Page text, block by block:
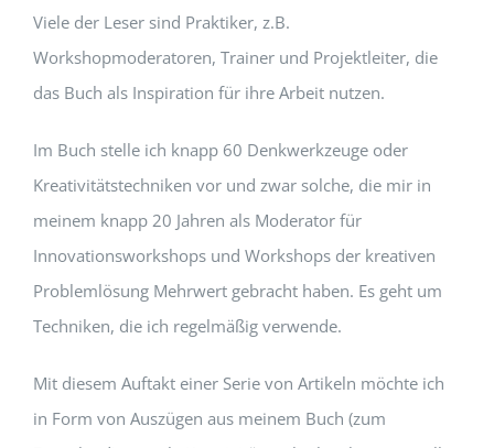
Viele der Leser sind Praktiker, z.B.
Workshopmoderatoren, Trainer und Projektleiter, die
das Buch als Inspiration für ihre Arbeit nutzen.
Im Buch stelle ich knapp 60 Denkwerkzeuge oder
Kreativitätstechniken vor und zwar solche, die mir in
meinem knapp 20 Jahren als Moderator für
Innovationsworkshops und Workshops der kreativen
Problemlösung Mehrwert gebracht haben. Es geht um
Techniken, die ich regelmäßig verwende.
Mit diesem Auftakt einer Serie von Artikeln möchte ich
in Form von Auszügen aus meinem Buch (zum